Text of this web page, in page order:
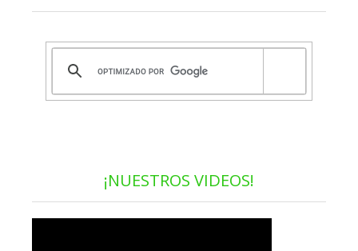
¡NUESTROS VIDEOS!